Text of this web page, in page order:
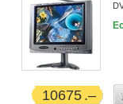
10675